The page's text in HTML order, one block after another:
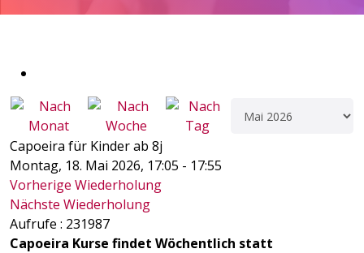
Capoeira für Kinder ab 8j
Montag, 18. Mai 2026, 17:05 - 17:55
Vorherige Wiederholung
Nächste Wiederholung
Aufrufe : 231987
Capoeira Kurse findet Wöchentlich statt